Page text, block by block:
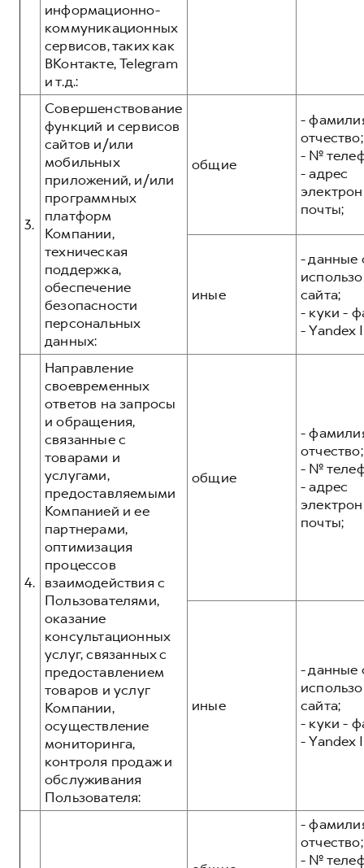
информационно-
коммуникационных
сервисов, таких как
ВКонтакте, Telegram
и т.д.:
3.
Совершенствование
функций и сервисов
сайтов и/или
мобильных
приложений, и/или
программных
платформ
Компании,
техническая
поддержка,
обеспечение
безопасности
персональных
данных:
общие
-
отчество;
- №
- адрес
почты;
иные
- данные
сайта;
- куки -
- Yandex
4.
Направление
своевременных
ответов на запросы
и обращения,
связанные с
товарами и
услугами,
предоставляемыми
Компанией и ее
партнерами,
оптимизация
процессов
взаимодействия с
Пользователями,
оказание
консультационных
услуг, связанных с
предоставлением
товаров и услуг
Компании,
осуществление
мониторинга,
контроля продаж и
обслуживания
Пользователя:
общие
-
отчество;
- №
- адрес
почты;
иные
- данные
сайта;
- куки -
- Yandex
-
отчество;
- №